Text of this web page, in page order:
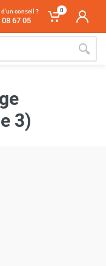
d'un conseil ?
08 67 05
0
3)